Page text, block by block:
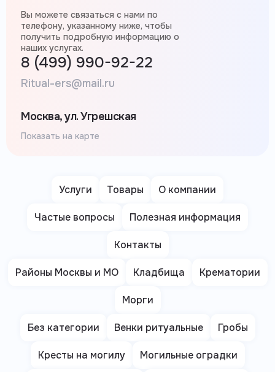
Вы можете связаться с нами по
телефону, указанному ниже, чтобы
получить подробную информацию о
наших услугах.
8 (499) 990-92-22
Ritual-ers@mail.ru
Москва, ул. Угрешская
Показать на карте
Услуги Товары О компании
Частые вопросы Полезная информация
Контакты
Районы Москвы и МО Кладбища Крематории
Морги
Без категории Венки ритуальные Гробы
Кресты на могилу Могильные оградки